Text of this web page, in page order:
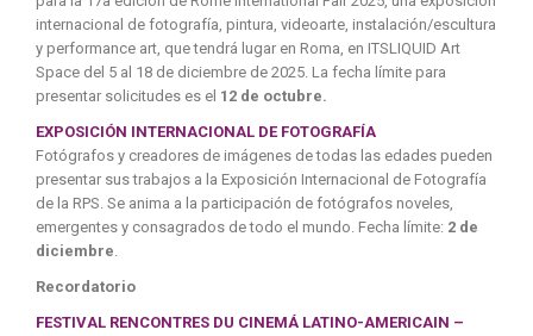
internacional de fotografía, pintura, videoarte, instalación/escultura
y performance art, que tendrá lugar en Roma, en ITSLIQUID Art
Space del 5 al 18 de diciembre de 2025. La fecha límite para
presentar solicitudes es el 12 de octubre.
EXPOSICIÓN INTERNACIONAL DE FOTOGRAFÍA
Fotógrafos y creadores de imágenes de todas las edades pueden
presentar sus trabajos a la Exposición Internacional de Fotografía
de la RPS. Se anima a la participación de fotógrafos noveles,
emergentes y consagrados de todo el mundo. Fecha límite: 2 de
diciembre.
Recordatorio
FESTIVAL RENCONTRES DU CINEMÁ LATINO-AMERICAIN –